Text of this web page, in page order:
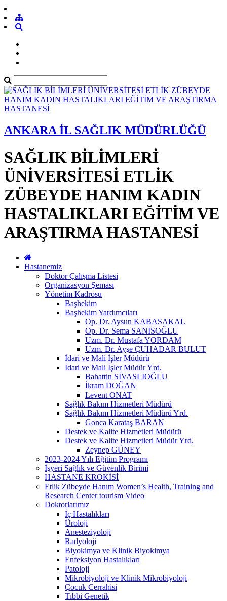
ANKARA İL SAĞLIK MÜDÜRLÜĞÜ
SAĞLIK BİLİMLERİ
ÜNİVERSİTESİ ETLİK
ZÜBEYDE HANIM KADIN
HASTALIKLARI EĞİTİM VE
ARAŞTIRMA HASTANESİ
Hastanemiz
Doktor Çalışma Listesi
Organizasyon Şeması
Yönetim Kadrosu
Başhekim
Başhekim Yardımcıları
Op. Dr. Aysun KABASAKAL
Op. Dr. Sema SANİSOĞLU
Uzm. Dr. Mustafa YORDAM
Uzm. Dr. Ayşe ÇUHADAR BULUT
İdari ve Mali İşler Müdürü
İdari ve Mali İşler Müdür Yrd.
Bahattin SİVASLIOĞLU
İkram DOĞAN
Levent ONAT
Sağlık Bakım Hizmetleri Müdürü
Sağlık Bakım Hizmetleri Müdürü Yrd.
Gonca Karataş BARAN
Destek ve Kalite Hizmetleri Müdürü
Destek ve Kalite Hizmetleri Müdür Yrd.
Zeynep GÜNEY
2023-2024 Yılı Eğitim Programı
İşyeri Sağlık ve Güvenlik Birimi
HASTANE KROKİSİ
Etlik Zübeyde Hanım Women’s Health, Training and
Research Center tourism Video
Doktorlarımız
İç Hastalıkları
Üroloji
Anesteziyoloji
Radyoloji
Biyokimya ve Klinik Biyokimya
Enfeksiyon Hastalıkları
Patoloji
Mikrobiyoloji ve Klinik Mikrobiyoloji
Çocuk Cerrahisi
Tıbbi Genetik